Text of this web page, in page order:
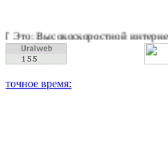
интернет,